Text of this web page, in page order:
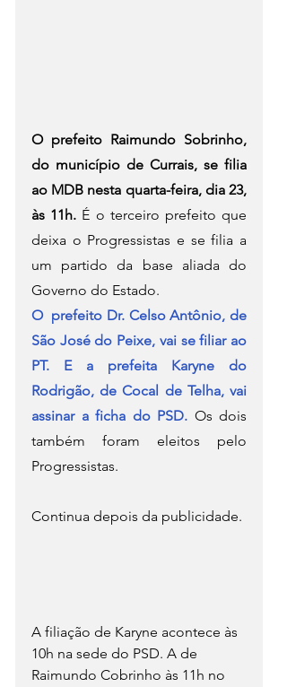
O prefeito Raimundo Sobrinho,
do município de Currais, se filia
ao MDB nesta quarta-feira, dia 23,
às 11h. É o terceiro prefeito que
deixa o Progressistas e se filia a
um partido da base aliada do
Governo do Estado.
O  prefeito Dr. Celso Antônio, de
São José do Peixe, vai se filiar ao
PT. E a prefeita Karyne do
Rodrigão, de Cocal de Telha, vai
assinar a ficha do PSD. Os dois
também foram eleitos pelo
Progressistas.
Continua depois da publicidade.
A filiação de Karyne acontece às
10h na sede do PSD. A de
Raimundo Cobrinho às 11h no